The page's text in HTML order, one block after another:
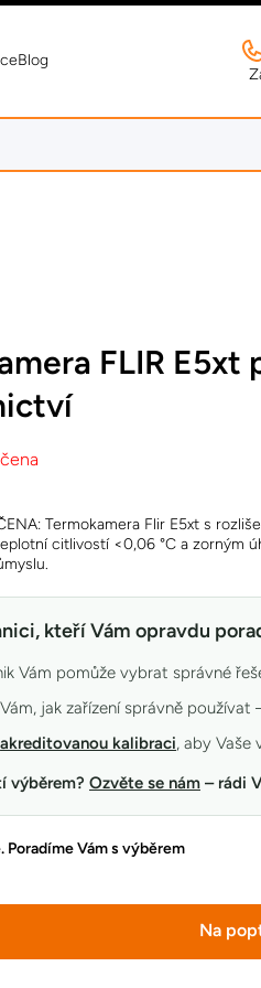
Blog
FLIR E5xt
Termokamera Flir E5xt s
citlivostí <0,06 °C a zorným
kteří Vám opravdu
Vám pomůže vybrat správné
jak zařízení správně používat
akreditovanou kalibraci, aby Vaše
výběrem? Ozvěte se nám– rádi
Vám s výběrem
Na